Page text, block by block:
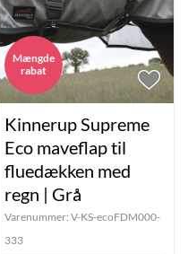
Mængde
rabat
Kinnerup Supreme
Eco maveflap til
fluedækken med
regn | Grå
Varenummer: V-KS-ecoFDM000-
333